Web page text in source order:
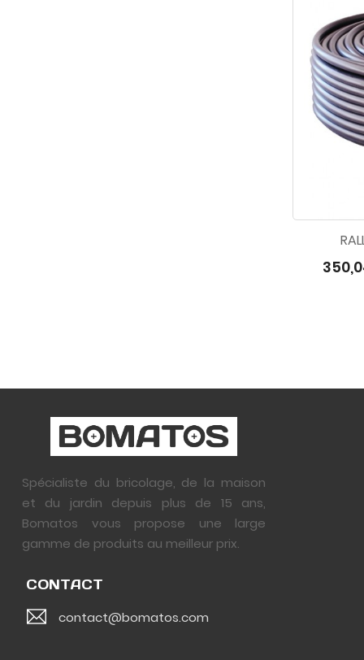
Spécialiste du bricolage, de la maison
et du jardin depuis plus de 15 ans,
Bomatos vous propose une large
gamme de produits au meilleur prix.
CONTACT
contact@bomatos.com